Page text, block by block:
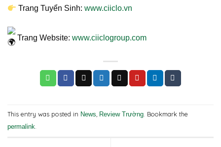
Trang Tuyển Sinh:www.ciiclo.vn
Trang Website: www.ciiclogroup.com
This entry was posted in News, Review Trường. Bookmark the
permalink.